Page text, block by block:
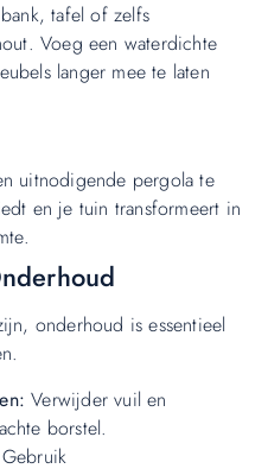
tafel of zelfs
Voeg een waterdichte
langer mee te laten
uitnodigende pergola te
en je tuin transformeert in
onderhoud is essentieel
Verwijder vuil en
borstel.
Gebruik